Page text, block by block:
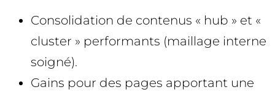
Consolidation de contenus « hub » et «
cluster » performants (maillage interne
soigné).
Gains pour des pages apportant une